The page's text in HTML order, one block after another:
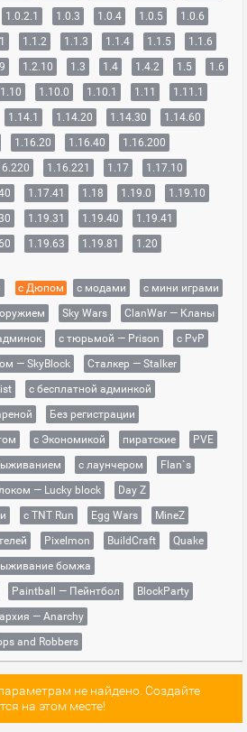
1.0.2.1 1.0.3 1.0.4 1.0.5
1.0.6
1.1.2 1.1.3 1.1.4 1.1.5
1.1.6
1.2.10 1.3 1.4 1.4.2 1.5
1.6
1.10 1.10.0 1.10.1 1.11
1.11.1
1.14.1 1.14.20 1.14.30
1.14.60
1.16.20 1.16.40
1.16.200
1.16.221 1.17
1.17.10
1.17.41 1.18 1.19.0
1.19.10
1.19.31 1.19.40
1.19.41
1.19.63 1.19.81 1.20
с Дюпом с модами
с мини играми
Sky Wars
ClanWar — Кланы
с тюрьмой — Prison
с PvP
— SkyBlock
Сталкер — Stalker
с бесплатной админкой
Без регистрации
с Экономикой пиратские
PVE
с лаунчером
Flan`s
— Lucky block
Day Z
с TNT Run Egg Wars
MineZ
Pixelmon BuildCraft
Quake
бомжа
Paintball — Пейнтбол
BlockParty
— Anarchy
and Robbers
не найдено. Создайте
на этом месте!